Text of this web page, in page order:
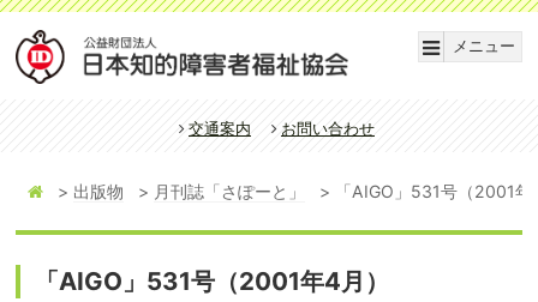
メニュー
交通案内 お問い合わせ
出版物 月刊誌「さぽーと」 「AIGO」531号（2001年
「AIGO」531号（2001年4月）